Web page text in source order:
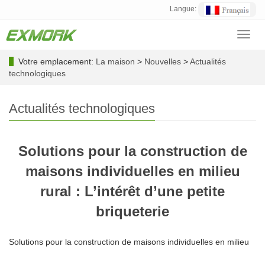
Langue:
Votre emplacement: La maison > Nouvelles >Actualités
technologiques
Actualités technologiques
Solutions pour la construction de
maisons individuelles en milieu
rural : L’intérêt d’une petite
briqueterie
Solutions pour la construction de maisons individuelles en milieu